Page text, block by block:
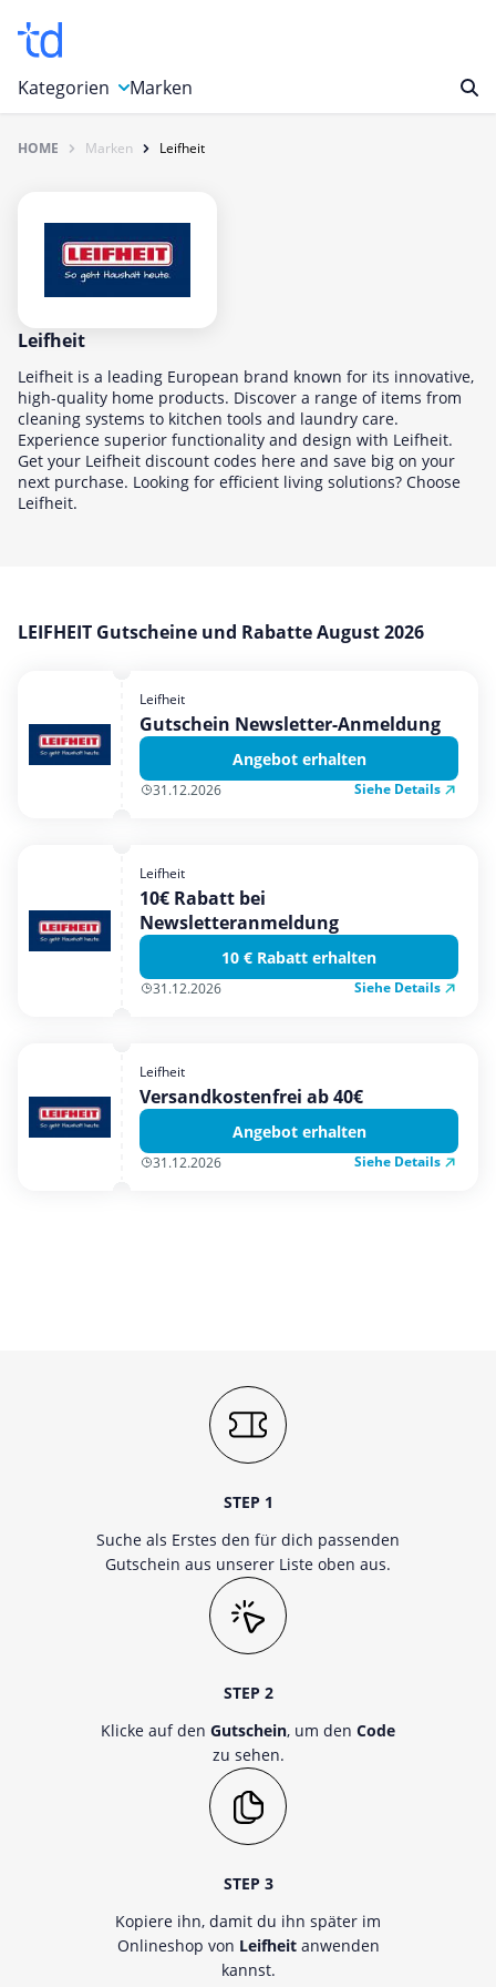
Kategorien
Auto, Motorrad & Werkzeuge
Bücher & Magazine
Computer & Elektronik
Entertainment & Media
Essen & Trinken
Foto, Druck & Büro
Gaming & Spielzeug
Garten, Haushalt & Tiere
Gesundheit & Beauty
Mobilfunk & Internet
Sonstiges
Urlaub & Reise
Marken
HOME Marken Leifheit
Leifheit
Leifheit is a leading European brand known for its innovative,
high-quality home products. Discover a range of items from
cleaning systems to kitchen tools and laundry care.
Experience superior functionality and design with Leifheit.
Get your Leifheit discount codes here and save big on your
next purchase. Looking for efficient living solutions? Choose
Leifheit.
LEIFHEIT Gutscheine und Rabatte August 2026
Leifheit
Gutschein Newsletter-Anmeldung
Angebot erhalten
31.12.2026 Siehe Details
Leifheit
10€ Rabatt bei
Newsletteranmeldung
10 € Rabatt erhalten
31.12.2026 Siehe Details
Leifheit
Versandkostenfrei ab 40€
Angebot erhalten
31.12.2026 Siehe Details
STEP 1
Suche als Erstes den für dich passenden
Gutschein aus unserer Liste oben aus.
STEP 2
Klicke auf den Gutschein, um den Code
zu sehen.
STEP 3
Kopiere ihn, damit du ihn später im
Onlineshop von Leifheitanwenden
kannst.